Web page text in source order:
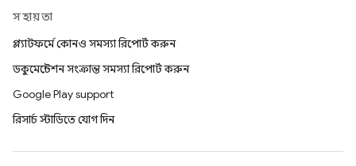
সহায়তা
প্ল্যাটফর্মে কোনও সমস্যা রিপোর্ট করুন
ডকুমেন্টেশন সংক্রান্ত সমস্যা রিপোর্ট করুন
Google Play support
রিসার্চ স্টাডিতে যোগ দিন